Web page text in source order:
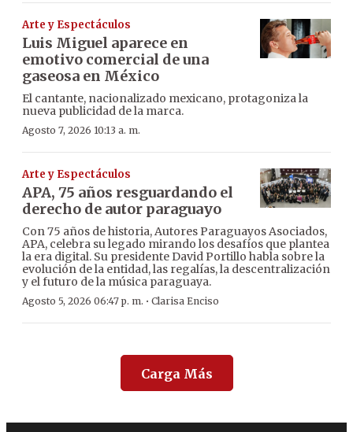
Arte y Espectáculos
Luis Miguel aparece en
emotivo comercial de una
gaseosa en México
El cantante, nacionalizado mexicano, protagoniza la
nueva publicidad de la marca.
Agosto 7, 2026 10:13 a. m.
Arte y Espectáculos
APA, 75 años resguardando el
derecho de autor paraguayo
Con 75 años de historia, Autores Paraguayos Asociados,
APA, celebra su legado mirando los desafíos que plantea
la era digital. Su presidente David Portillo habla sobre la
evolución de la entidad, las regalías, la descentralización
y el futuro de la música paraguaya.
Agosto 5, 2026 06:47 p. m. · Clarisa Enciso
Carga Más